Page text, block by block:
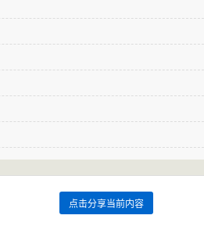
点击分享当前内容